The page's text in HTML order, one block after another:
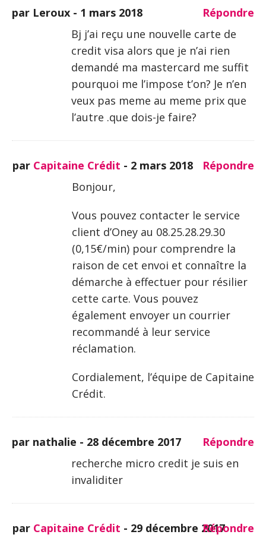
par Leroux - 1 mars 2018
Répondre
Bj j’ai reçu une nouvelle carte de
credit visa alors que je n’ai rien
demandé ma mastercard me suffit
pourquoi me l’impose t’on? Je n’en
veux pas meme au meme prix que
l’autre .que dois-je faire?
par Capitaine Crédit - 2 mars 2018
Répondre
Bonjour,
Vous pouvez contacter le service
client d’Oney au 08.25.28.29.30
(0,15€/min) pour comprendre la
raison de cet envoi et connaître la
démarche à effectuer pour résilier
cette carte. Vous pouvez
également envoyer un courrier
recommandé à leur service
réclamation.
Cordialement, l’équipe de Capitaine
Crédit.
par nathalie - 28 décembre 2017
Répondre
recherche micro credit je suis en
invaliditer
par Capitaine Crédit - 29 décembre 2017Répondre